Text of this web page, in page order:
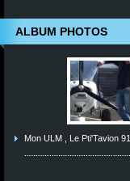
ALBUM PHOTOS
Mon ULM , Le Pti'Tavion